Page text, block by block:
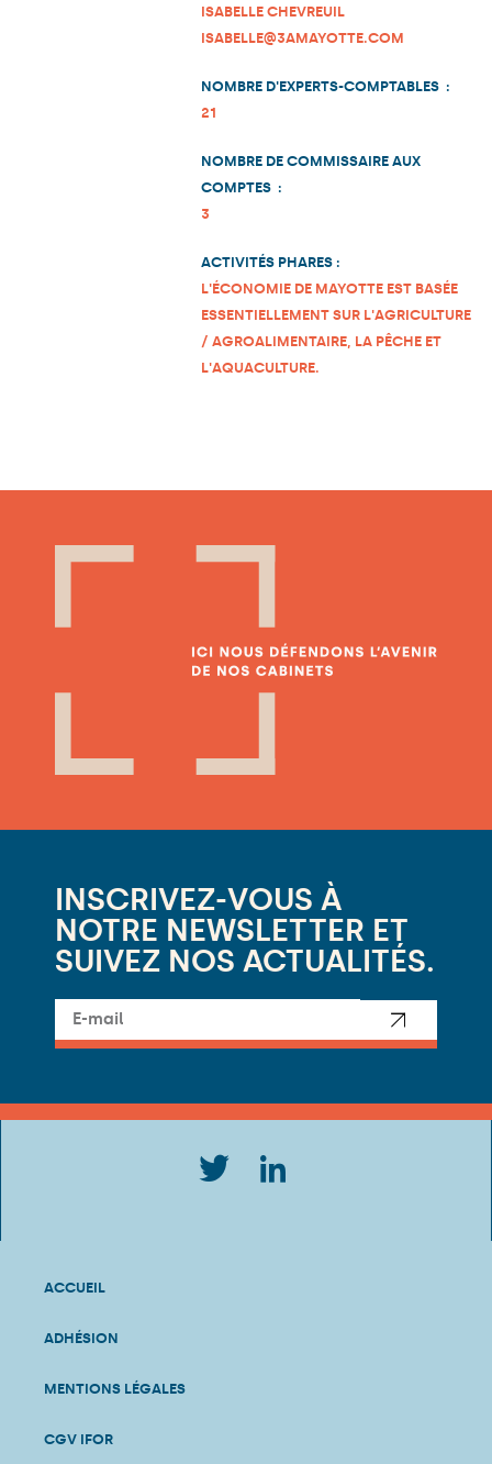
ISABELLE CHEVREUIL
ISABELLE@3AMAYOTTE.COM
NOMBRE D'EXPERTS-COMPTABLES :
21
NOMBRE DE COMMISSAIRE AUX
COMPTES :
3
ACTIVITÉS PHARES :
L'ÉCONOMIE DE MAYOTTE EST BASÉE
ESSENTIELLEMENT SUR L'AGRICULTURE
/ AGROALIMENTAIRE, LA PÊCHE ET
L'AQUACULTURE.
INSCRIVEZ-VOUS À
NOTRE NEWSLETTER ET
SUIVEZ NOS ACTUALITÉS.
ACCUEIL
ADHÉSION
MENTIONS LÉGALES
CGV IFOR